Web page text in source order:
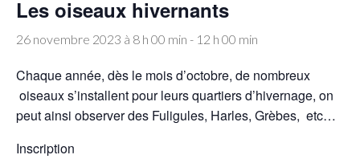
Les oiseaux hivernants
26 novembre 2023 à 8 h 00 min - 12 h 00 min
Chaque année, dès le mois d’octobre, de nombreux
oiseaux s’installent pour leurs quartiers d’hivernage, on
peut ainsi observer des Fuligules, Harles, Grèbes, etc…
Inscription